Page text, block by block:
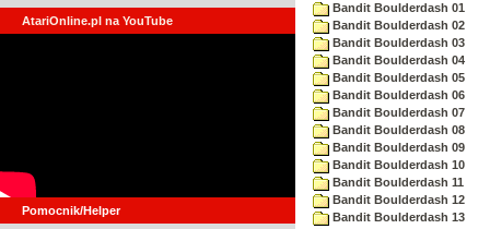
AtariOnline.pl na YouTube
Pomocnik/Helper
Bandit Boulderdash 01
Bandit Boulderdash 02
Bandit Boulderdash 03
Bandit Boulderdash 04
Bandit Boulderdash 05
Bandit Boulderdash 06
Bandit Boulderdash 07
Bandit Boulderdash 08
Bandit Boulderdash 09
Bandit Boulderdash 10
Bandit Boulderdash 11
Bandit Boulderdash 12
Bandit Boulderdash 13